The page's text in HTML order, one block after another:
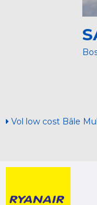
Vol low cost Bâle